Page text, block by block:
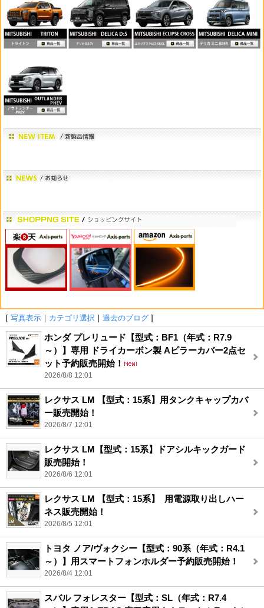
[ 写真表示 ｜ カテゴリ選択 ｜ 過去のブログ ]
ホンダ プレリュード【型式：BF1（年式：R7.9
～）】専用 ドライカーボン製 Aピラーカバー2点セ
ット予約販売開始！
2026/8/8 12:01
レクサス LM 【型式：15系】用タンクキャップカバ
ー販売開始！
2026/8/7 12:01
レクサス LM【型式：15系】ドアシルキックガード
販売開始！
2026/8/6 12:01
レクサス LM 【型式：15系】 用電源取り出しハー
ネス販売開始！
2026/8/5 12:01
トヨタ ノア/ヴォクシー【型式：90系（年式：R4.1
～）】用スマートフォンホルダー予約販売開始！
2026/8/4 12:01
スバル フォレスター【型式：SL（年式：R7.4